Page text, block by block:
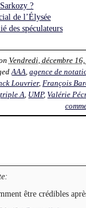
?
de l’Élysée
des spéculateurs
Vendredi, décembre
AAA ,agence de
Louvrier, François
triple A UMP,Valérie
être crédibles